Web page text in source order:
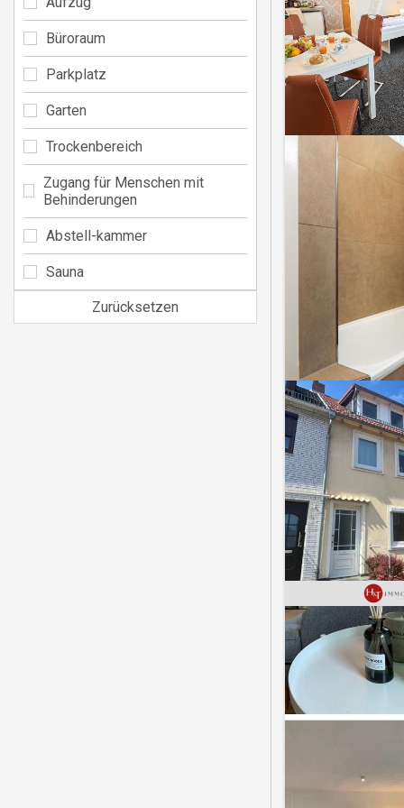
Büroraum
Parkplatz
Garten
Trockenbereich
Zugang für Menschen mit
Behinderungen
Abstell-kammer
Sauna
Zurücksetzen